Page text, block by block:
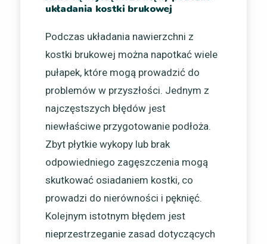
układania kostki brukowej
Podczas układania nawierzchni z
kostki brukowej można napotkać wiele
pułapek, które mogą prowadzić do
problemów w przyszłości. Jednym z
najczęstszych błędów jest
niewłaściwe przygotowanie podłoża.
Zbyt płytkie wykopy lub brak
odpowiedniego zagęszczenia mogą
skutkować osiadaniem kostki, co
prowadzi do nierówności i pęknięć.
Kolejnym istotnym błędem jest
nieprzestrzeganie zasad dotyczących